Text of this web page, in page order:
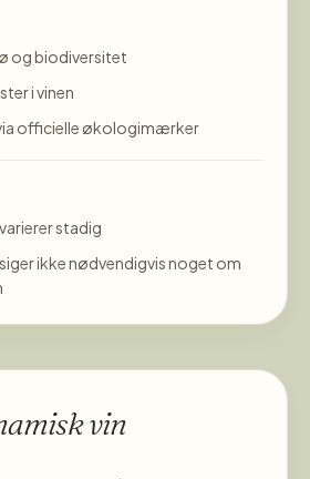
og biodiversitet
i vinen
officielle økologimærker
stadig
ikke nødvendigvis noget om
vin